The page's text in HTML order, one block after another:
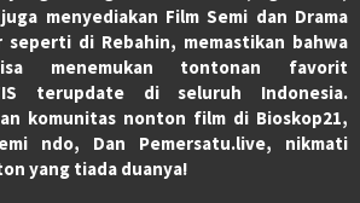
menyediakan Film Semi dan Drama
seperti di Rebahin, memastikan bahwa
menemukan tontonan favorit
terupdate di seluruh Indonesia.
komunitas nonton film di Bioskop21,
ndo, Dan Pemersatu.live, nikmati
yang tiada duanya!